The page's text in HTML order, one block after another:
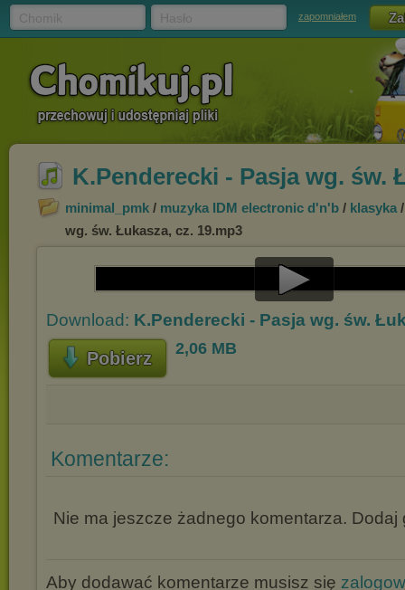
zapomniałem
K.Penderecki - Pasja wg. św.
minimal_pmk / muzyka IDM electronic d'n'b / klasyka
wg. św. Łukasza, cz. 19.mp3
Play
Download: K.Penderecki - Pasja wg. św.
Pobierz 2,06 MB
Komentarze:
Nie ma jeszcze żadnego komentarza. Dodaj
Aby dodawać komentarze musisz się